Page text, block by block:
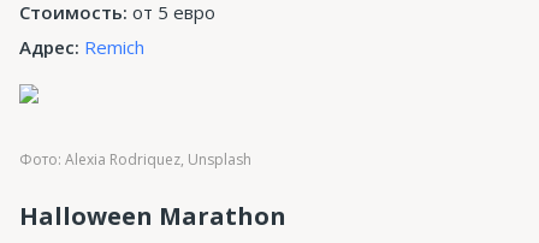
Стоимость: от 5 евро
Адрес: Remich
Фото: Alexia Rodriquez, Unsplash
Halloween Marathon